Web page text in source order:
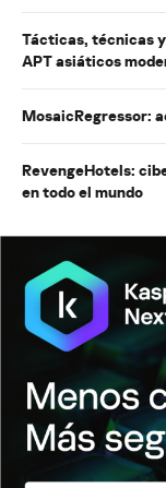
Tácticas, técnicas
APT asiáticos
MosaicRegressor:
RevengeHotels:
en todo el mundo